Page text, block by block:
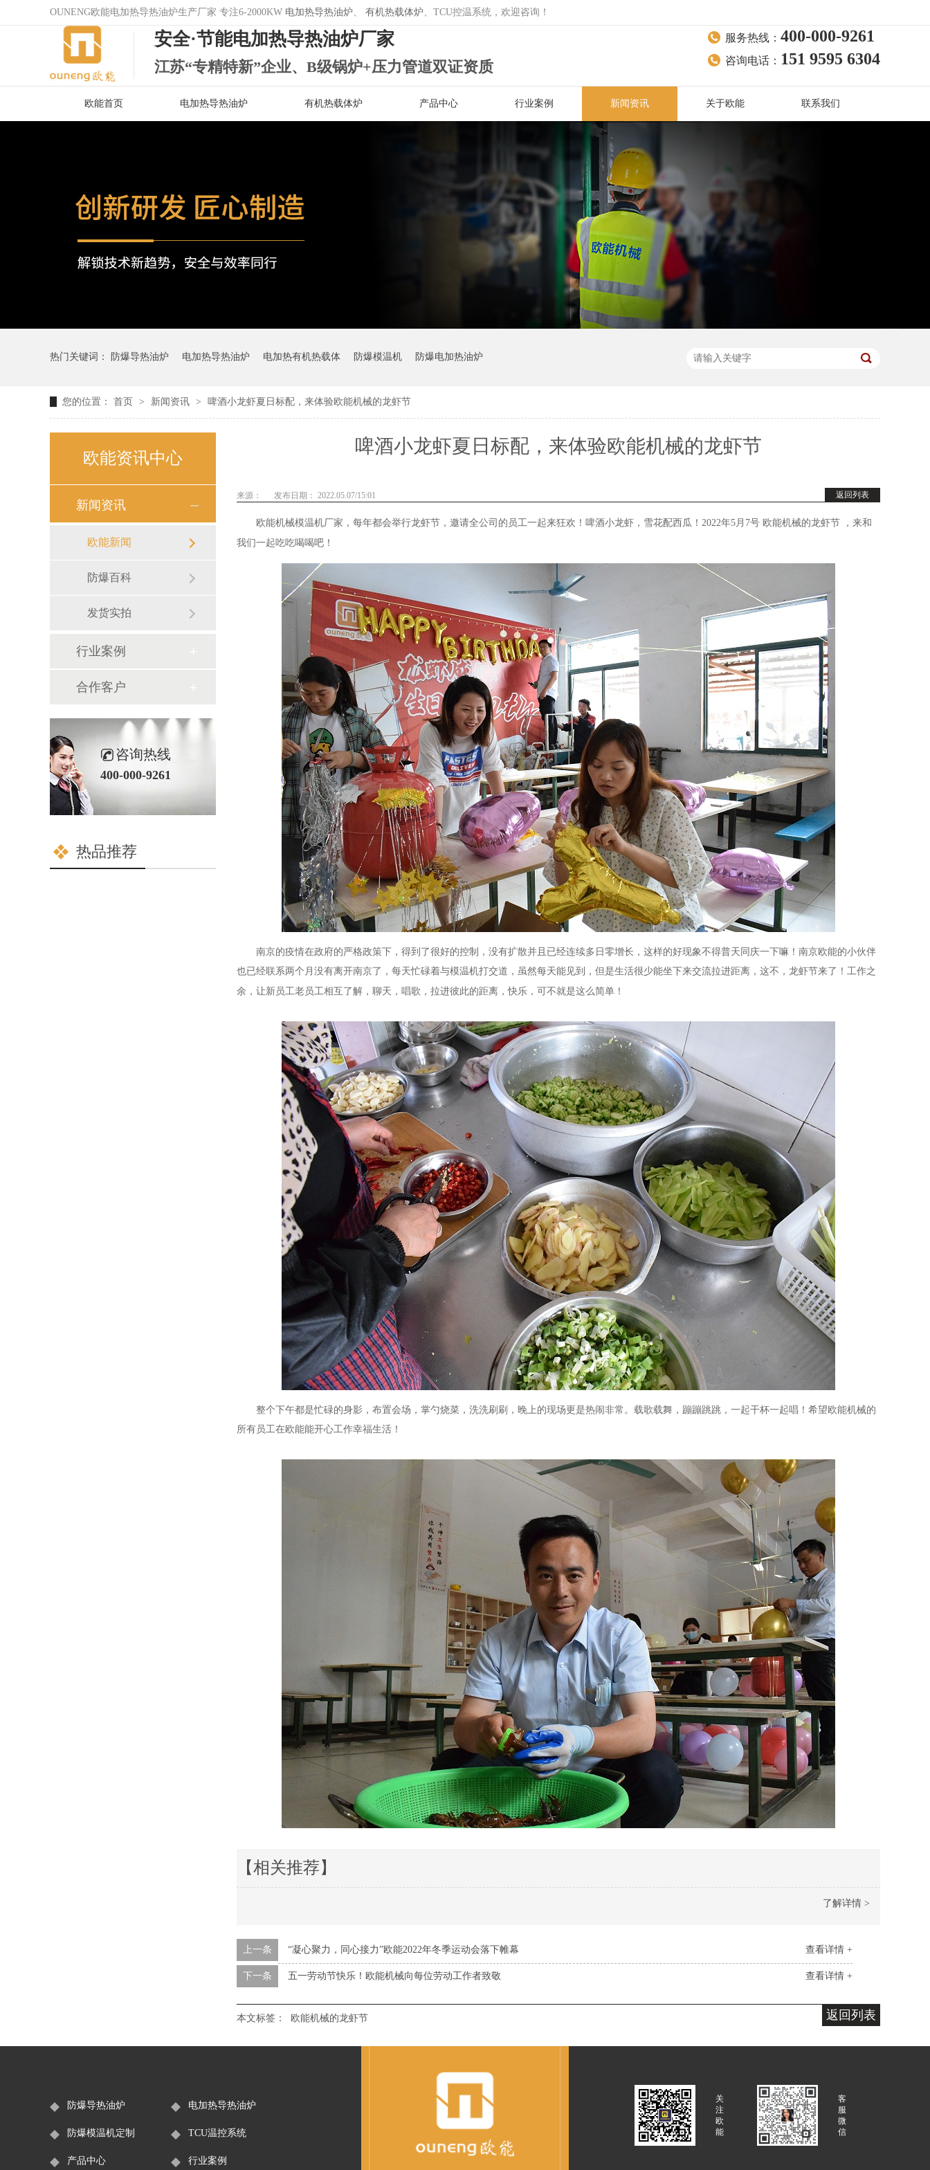
OUNENG欧能电加热导热油炉生产厂家 专注6-2000KW 电加热导热油炉 、 有机热载体炉 、TCU控温系统，欢迎咨询！
安全·节能电加热导热油炉厂家
江苏“专精特新”企业、B级锅炉+压力管道双证资质
服务热线： 400-000-9261
咨询电话： 151 9595 6304
欧能首页 电加热导热油炉 有机热载体炉 产品中心 行业案例 新闻资讯 关于欧能 联系我们
热门关键词： 防爆导热油炉 电加热导热油炉 电加热有机热载体 防爆模温机 防爆电加热油炉
您的位置： 首页 > 新闻资讯 > 啤酒小龙虾夏日标配，来体验欧能机械的龙虾节
啤酒小龙虾夏日标配，来体验欧能机械的龙虾节
返回列表
来源： 发布日期： 2022.05.07/15:01
欧能机械模温机厂家，每年都会举行龙虾节，邀请全公司的员工一起来狂欢！啤酒小龙虾，雪花配西瓜！2022年5月7号 欧能机械的龙虾节
，来和
我们一起吃吃喝喝吧！
南京的疫情在政府的严格政策下，得到了很好的控制，没有扩散并且已经连续多日零增长，这样的好现象不得普天同庆一下嘛！南京欧能的小伙伴
也已经联系两个月没有离开南京了，每天忙碌着与模温机打交道，虽然每天能见到，但是生活很少能坐下来交流拉进距离，这不，龙虾节来了！工作之
余，让新员工老员工相互了解，聊天，唱歌，拉进彼此的距离，快乐，可不就是这么简单！
整个下午都是忙碌的身影，布置会场，掌勺烧菜，洗洗刷刷，晚上的现场更是热闹非常。载歌载舞，蹦蹦跳跳，一起干杯一起唱！希望欧能机械的
所有员工在欧能能开心工作幸福生活！
【相关推荐】
了解详情 >
查看详情 +
上一条 “凝心聚力，同心接力”欧能2022年冬季运动会落下帷幕
查看详情 +
下一条 五一劳动节快乐！欧能机械向每位劳动工作者致敬
返回列表
本文标签： 欧能机械的龙虾节
欧能资讯中心
新闻资讯
欧能新闻
防爆百科
发货实拍
行业案例
合作客户
咨询热线
400-000-9261
热品推荐
防爆导热油炉 电加热导热油炉
防爆模温机定制 TCU温控系统
产品中心 行业案例
关
注
欧
能
客
服
微
信